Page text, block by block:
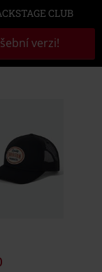
CLUB
verzi!